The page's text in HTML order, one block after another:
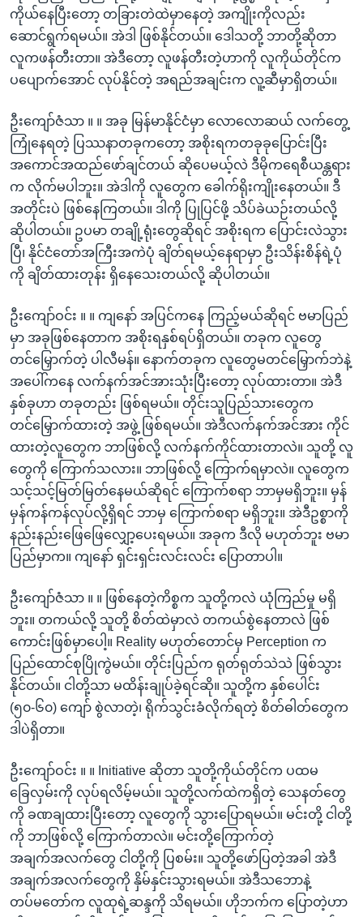
ကိုယ်နေပြီးတော့ တခြားတဲထဲမှာနေတဲ့ အကျိုးကိုလည်း
ဆောင်ရွက်ရမယ်။ အဲဒါ ဖြစ်နိုင်တယ်။ ဒေါသတို့ ဘာတို့ဆိုတာ
လူကဖန်တီးတာ။ အဲဒီတော့ လူဖန်တီးတဲ့ဟာကို လူကိုယ်တိုင်က
ပပျောက်အောင် လုပ်နိုင်တဲ့ အရည်အချင်းက လူ့ဆီမှာရှိတယ်။
ဦးကျော်ဇံသာ ။ ။ အခု မြန်မာနိုင်ငံမှာ လောလောဆယ် လက်တွေ့
ကြုံနေရတဲ့ ပြဿနာတခုကတော့ အစိုးရကတခုခုပြောင်းပြီး
အကောင်အထည်ဖော်ချင်တယ် ဆိုပေမယ့်လဲ ဒီမိုကရေစီယန္တရား
က လိုက်မပါဘူး။ အဲဒါကို လူတွေက ခေါက်ရိုးကျိုးနေတယ်။ ဒီ
အတိုင်းပဲ ဖြစ်နေကြတယ်။ ဒါကို ပြုပြင်ဖို့ သိပ်ခဲယဉ်းတယ်လို့
ဆိုပါတယ်။ ဥပမာ တချို့ရုံးတွေဆိုရင် အစိုးရက ပြောင်းလဲသွား
ပြီ၊ နိုင်ငံတော်အကြီးအကဲပုံ ချိတ်ရမယ့်နေရာမှာ ဦးသိန်းစိန်ရဲ့ပုံ
ကို ချိတ်ထားတုန်း ရှိနေသေးတယ်လို့ ဆိုပါတယ်။
ဦးကျော်ဝင်း ။ ။ ကျနော် အပြင်ကနေ ကြည့်မယ်ဆိုရင် ဗမာပြည်
မှာ အခုဖြစ်နေတာက အစိုးရနှစ်ရပ်ရှိတယ်။ တခုက လူတွေ
တင်မြှောက်တဲ့ ပါလီမန်။ နောက်တခုက လူတွေမတင်မြှောက်ဘဲနဲ့
အပေါ်ကနေ လက်နက်အင်အားသုံးပြီးတော့ လုပ်ထားတာ။ အဲဒီ
နှစ်ခုဟာ တခုတည်း ဖြစ်ရမယ်။ တိုင်းသူပြည်သားတွေက
တင်မြှောက်ထားတဲ့ အဖွဲ့ ဖြစ်ရမယ်။ အဲဒီလက်နက်အင်အား ကိုင်
ထားတဲ့လူတွေက ဘာဖြစ်လို့ လက်နက်ကိုင်ထားတာလဲ။ သူတို့ လူ
တွေကို ကြောက်သလား။ ဘာဖြစ်လို့ ကြောက်ရမှာလဲ။ လူတွေက
သင့်သင့်မြတ်မြတ်နေမယ်ဆိုရင် ကြောက်စရာ ဘာမှမရှိဘူး။ မှန်
မှန်ကန်ကန်လုပ်လို့ရှိရင် ဘာမှ ကြောက်စရာ မရှိဘူး။ အဲဒီဥစ္စာကို
နည်းနည်းဖြေဖြေလျှော့ပေးရမယ်။ အခုက ဒီလို မဟုတ်ဘူး ဗမာ
ပြည်မှာက။ ကျနော် ရှင်းရှင်းလင်းလင်း ပြောတာပါ။
ဦးကျော်ဇံသာ ။ ။ ဖြစ်နေတဲ့ကိစ္စက သူတို့ကလဲ ယုံကြည်မှု မရှိ
ဘူး။ တကယ်လို့ သူတို့ စိတ်ထဲမှာလဲ တကယ်စွဲနေတာလဲ ဖြစ်
ကောင်းဖြစ်မှာပေါ့။ Reality မဟုတ်တောင်မှ Perception က
ပြည်ထောင်စုပြိုကွဲမယ်။ တိုင်းပြည်က ရုတ်ရုတ်သဲသဲ ဖြစ်သွား
နိုင်တယ်။ ငါတို့သာ မထိန်းချုပ်ခဲ့ရင်ဆို။ သူတို့က နှစ်ပေါင်း
(၅၀-၆၀) ကျော် စွဲလာတဲ့၊ ရိုက်သွင်းခံလိုက်ရတဲ့ စိတ်ဓါတ်တွေက
ဒါပဲရှိတာ။
ဦးကျော်ဝင်း ။ ။ Initiative ဆိုတာ သူတို့ကိုယ်တိုင်က ပထမ
ခြေလှမ်းကို လုပ်ရလိမ့်မယ်။ သူတို့လက်ထဲကရှိတဲ့ သေနတ်တွေ
ကို ခဏချထားပြီးတော့ လူတွေကို သွားပြောရမယ်။ မင်းတို့ ငါတို့
ကို ဘာဖြစ်လို့ ကြောက်တာလဲ။ မင်းတို့ကြောက်တဲ့
အချက်အလက်တွေ ငါတို့ကို ပြစမ်း။ သူတို့ဖော်ပြတဲ့အခါ အဲဒီ
အချက်အလက်တွေကို နှိမ်နှင်းသွားရမယ်။ အဲဒီသဘောနဲ့
တပ်မတော်က လူထုရဲ့ဆန္ဒကို သိရမယ်။ ဟိုဘက်က ပြောတဲ့ဟာ